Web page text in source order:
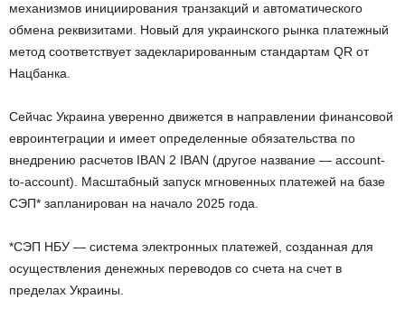
механизмов инициирования транзакций и автоматического
обмена реквизитами. Новый для украинского рынка платежный
метод соответствует задекларированным стандартам QR от
Нацбанка.
Сейчас Украина уверенно движется в направлении финансовой
евроинтеграции и имеет определенные обязательства по
внедрению расчетов IBAN 2 IBAN (другое название — account-
to-account). Масштабный запуск мгновенных платежей на базе
СЭП* запланирован на начало 2025 года.
*СЭП НБУ — система электронных платежей, созданная для
осуществления денежных переводов со счета на счет в
пределах Украины.